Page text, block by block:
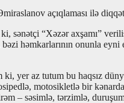
açıqlaması ilə
sənətçi “Xəzər axşamı”
həmkarlarının onunla eyni
ki, yer az tutum bu haqsız
motosikletlə bir
– səsimlə, tərzimlə,